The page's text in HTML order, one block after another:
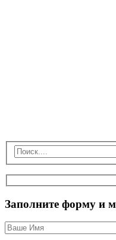
Заполните форму и